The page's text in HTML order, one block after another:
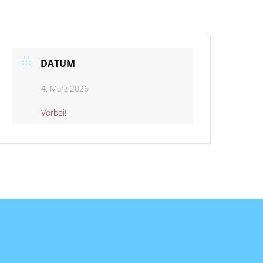
DATUM
4. März 2026
Vorbei!